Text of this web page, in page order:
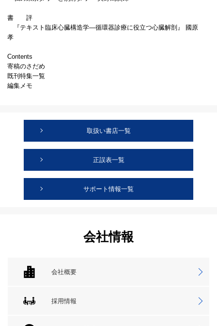
書 評
『テキスト臨床心臓構造学―循環器診療に役立つ心臓解剖』 國原
孝
Contents
寄稿のさだめ
既刊特集一覧
編集メモ
取扱い書店一覧
正誤表一覧
サポート情報一覧
会社情報
会社概要
採用情報